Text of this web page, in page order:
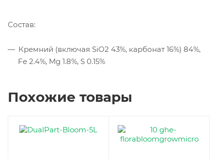
Состав:
Кремний (включая SiO2 43%, карбонат 16%) 84%,
Fe 2.4%, Mg 1.8%, S 0.15%
Похожие товары